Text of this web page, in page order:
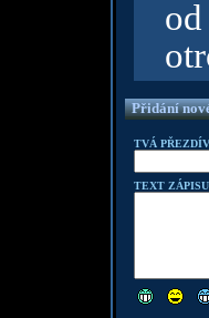
Přidání
TVÁ
TEXT